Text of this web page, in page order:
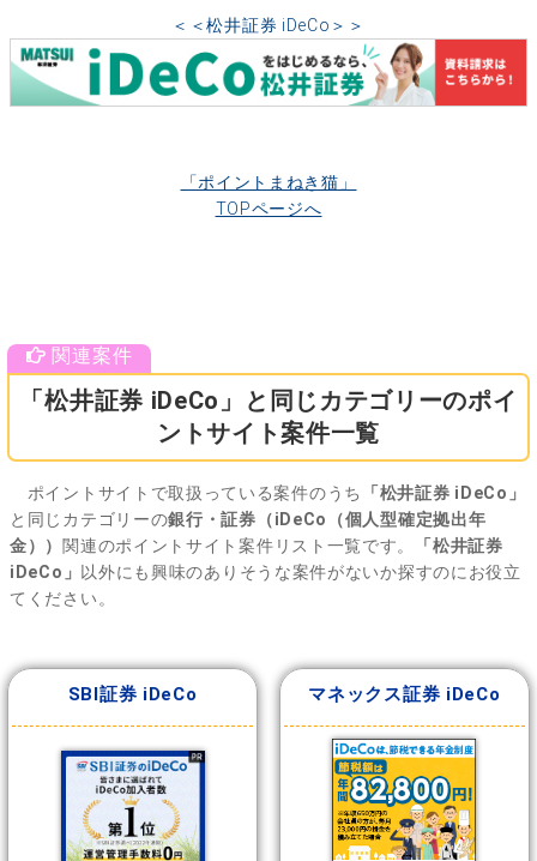
＜＜松井証券 iDeCo＞＞
「ポイントまねき猫」
TOPページへ
「松井証券 iDeCo」と同じカテゴリーのポイ
ントサイト案件一覧
ポイントサイトで取扱っている案件のうち
「松井証券 iDeCo」
と同じカテゴリーの銀行・証券（iDeCo（個人型確定拠出年
金）） 関連のポイントサイト案件リスト一覧です。
「松井証券
iDeCo」 以外にも興味のありそうな案件がないか探すのにお役立
てください。
SBI証券 iDeCo マネックス証券 iDeCo